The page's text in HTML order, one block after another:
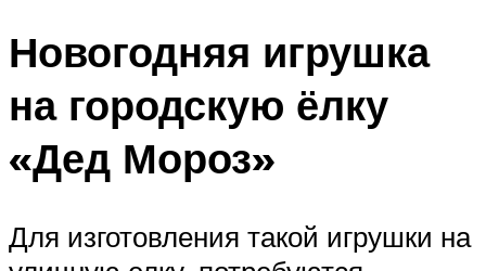
Новогодняя игрушка
на городскую ёлку
«Дед Мороз»
Для изготовления такой игрушки на